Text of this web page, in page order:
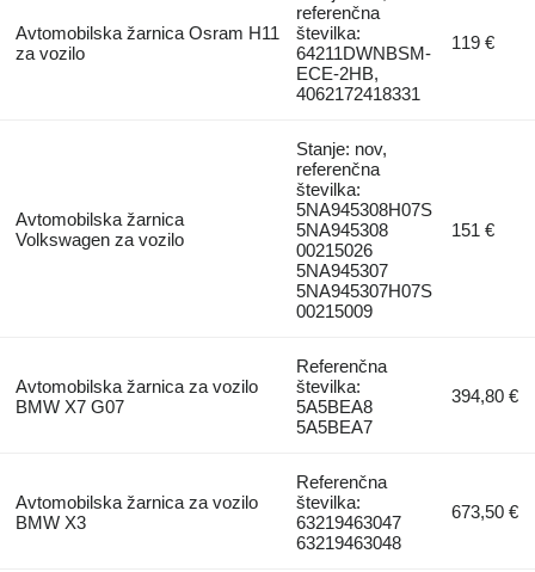
Avtomobilska žarnica Osram H11
za vozilo
referenčna
številka:
64211DWNBSM-
ECE-2HB,
4062172418331
119 €
Avtomobilska žarnica
Volkswagen za vozilo
Stanje: nov,
referenčna
številka:
5NA945308H07S
5NA945308
00215026
5NA945307
5NA945307H07S
00215009
151 €
Avtomobilska žarnica za vozilo
BMW X7 G07
Referenčna
številka:
5A5BEA8
5A5BEA7
394,80 €
Avtomobilska žarnica za vozilo
BMW X3
Referenčna
številka:
63219463047
63219463048
673,50 €